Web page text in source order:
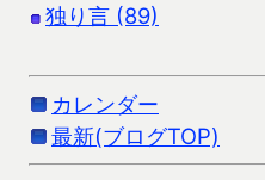
独り言 (89)
カレンダー
最新(ブログTOP)